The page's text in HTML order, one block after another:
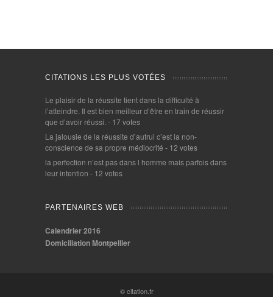
CITATIONS LES PLUS VOTÉES
Le plaisir de la réussite tient dans la difficulté à
l’atteindre. Il est bien meilleur d’être en train de réussir
que d’avoir réussi. - 17 votes
La jalousie de la réussite d’autrui c’est la non-
conscience de sa propre médiocrité - 12 votes
la perfection n’est pas dans l homme mais parfois dans
leur intention - 12 votes
PARTENAIRES WEB
Calendrier 2016
Domiciliation Montpellier
© citation.fr